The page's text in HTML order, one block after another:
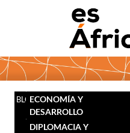
BLOGECONOMÍA Y
DESARROLLO
DIPLOMACIA Y